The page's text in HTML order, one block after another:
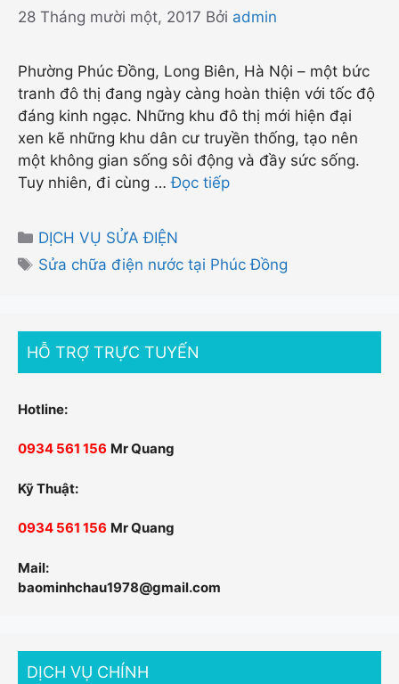
28 Tháng mười một, 2017 Bởi admin
Phường Phúc Đồng, Long Biên, Hà Nội – một bức
tranh đô thị đang ngày càng hoàn thiện với tốc độ
đáng kinh ngạc. Những khu đô thị mới hiện đại
xen kẽ những khu dân cư truyền thống, tạo nên
một không gian sống sôi động và đầy sức sống.
Tuy nhiên, đi cùng …Đọc tiếp
Danh
mục
DỊCH VỤ SỬA ĐIỆN
Thẻ
Sửa chữa điện nước tại Phúc Đồng
HỖ TRỢ TRỰC TUYẾN
Hotline:
0934 561 156 Mr Quang
Kỹ Thuật:
0934 561 156 Mr Quang
Mail:
baominhchau1978@gmail.com
DỊCH VỤ CHÍNH